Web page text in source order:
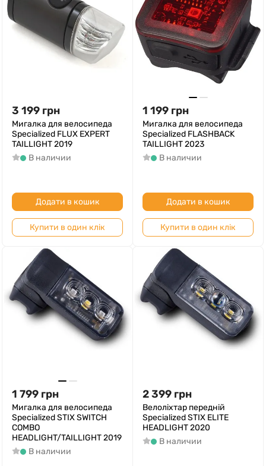
3 199 грн
Мигалка для велосипеда
Specialized FLUX EXPERT
TAILLIGHT 2019
В наличии
Додати в кошик
Купити в один клік
1 199 грн
Мигалка для велосипеда
Specialized FLASHBACK
TAILLIGHT 2023
В наличии
Додати в кошик
Купити в один клік
1 799 грн
Мигалка для велосипеда
Specialized STIX SWITCH
COMBO
HEADLIGHT/TAILLIGHT 2019
В наличии
2 399 грн
Велоліхтар передній
Specialized STIX ELITE
HEADLIGHT 2020
В наличии